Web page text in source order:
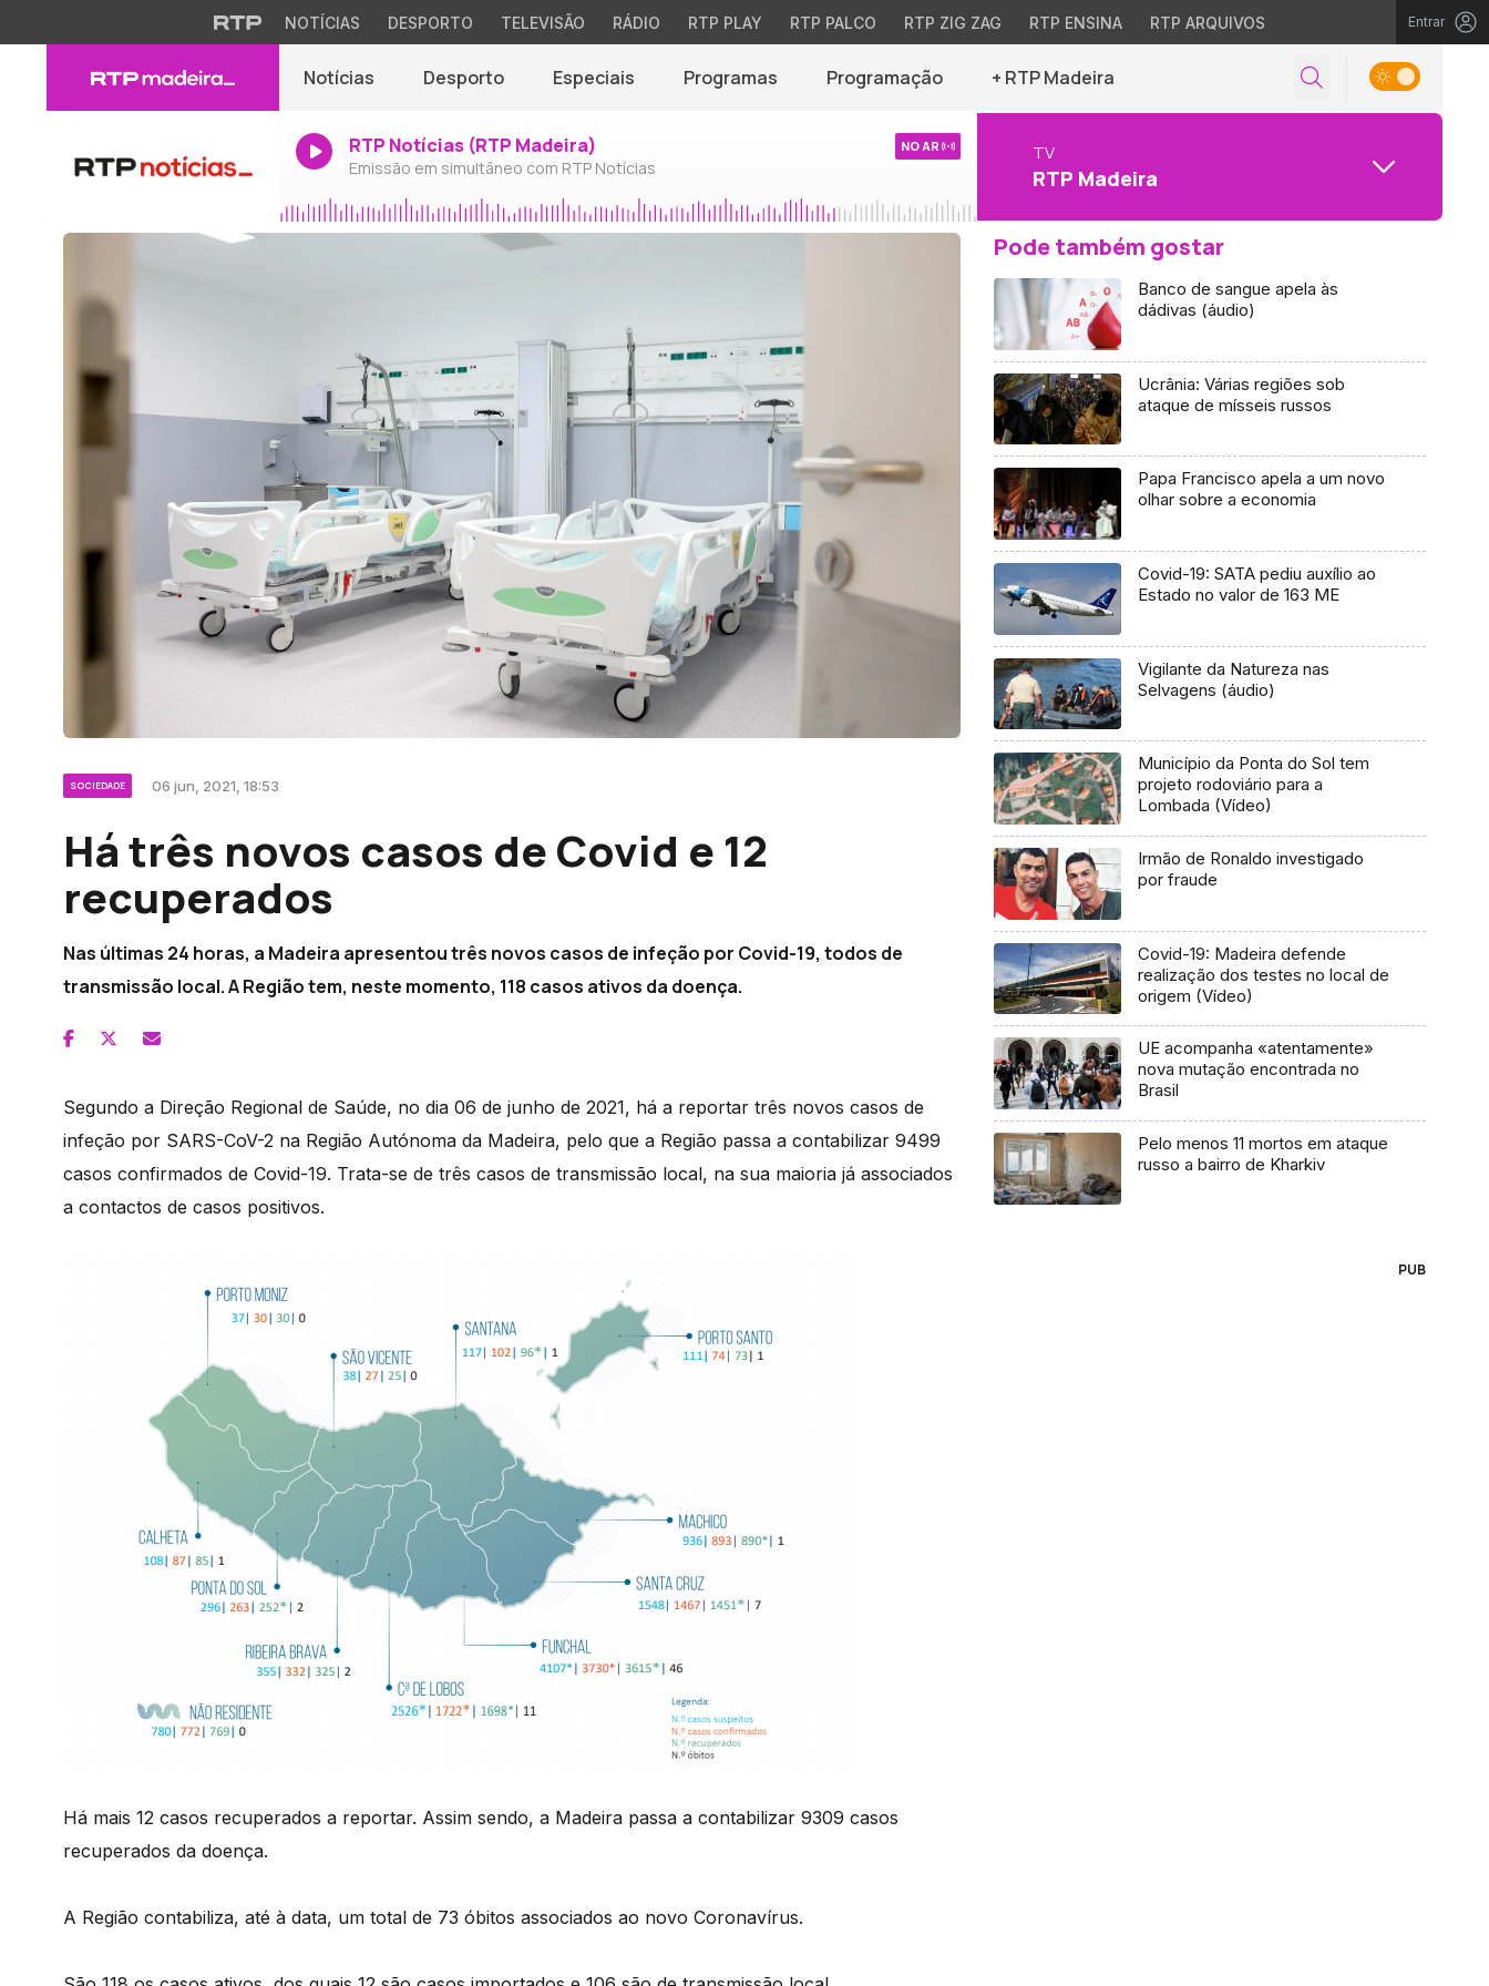
NOTÍCIAS DESPORTO TELEVISÃO RÁDIO RTP PLAY RTP PALCO RTP ZIG ZAG RTP ENSINA RTP ARQUIVOS Entrar
Notícias Desporto Especiais Programas Programação + RTP Madeira
RTP Notícias (RTP Madeira)
Emissão em simultâneo com RTP Notícias
NO AR TV
RTP Madeira
SOCIEDADE 06 jun, 2021, 18:53
Há três novos casos de Covid e 12
recuperados
Nas últimas 24 horas, a Madeira apresentou três novos casos de infeção por Covid-19, todos de
transmissão local. A Região tem, neste momento, 118 casos ativos da doença.
Segundo a Direção Regional de Saúde, no dia 06 de junho de 2021, há a reportar três novos casos de
infeção por SARS-CoV-2 na Região Autónoma da Madeira, pelo que a Região passa a contabilizar 9499
casos confirmados de Covid-19. Trata-se de três casos de transmissão local, na sua maioria já associados
a contactos de casos positivos.
Há mais 12 casos recuperados a reportar. Assim sendo, a Madeira passa a contabilizar 9309 casos
recuperados da doença.
A Região contabiliza, até à data, um total de 73 óbitos associados ao novo Coronavírus.
Pode também gostar
Banco de sangue apela às
dádivas (áudio)
Ucrânia: Várias regiões sob
ataque de mísseis russos
Papa Francisco apela a um novo
olhar sobre a economia
Covid-19: SATA pediu auxílio ao
Estado no valor de 163 ME
Vigilante da Natureza nas
Selvagens (áudio)
Município da Ponta do Sol tem
projeto rodoviário para a
Lombada (Vídeo)
Irmão de Ronaldo investigado
por fraude
Covid-19: Madeira defende
realização dos testes no local de
origem (Vídeo)
UE acompanha «atentamente»
nova mutação encontrada no
Brasil
Pelo menos 11 mortos em ataque
russo a bairro de Kharkiv
PUB